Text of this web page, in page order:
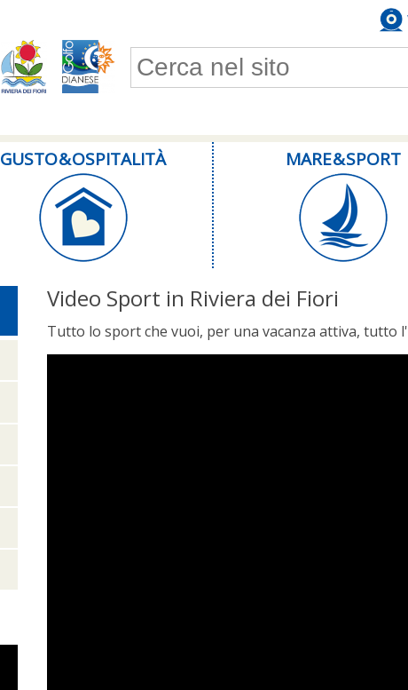
Form di ricerca
GUSTO & OSPITALITÀ MARE & SPORT
Video Sport in Riviera dei Fiori
Tutto lo sport che vuoi, per una vacanza attiva, tutto